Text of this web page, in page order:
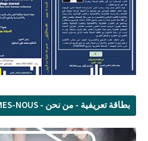
بطاقة تعريفية - من نحن - QUI SOMMES-NOUS